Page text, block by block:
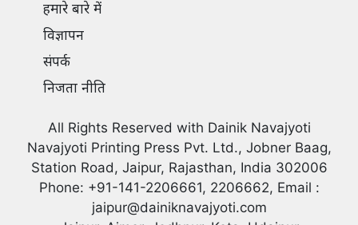
हमारे बारे में
विज्ञापन
संपर्क
निजता नीति
All Rights Reserved with Dainik Navajyoti
Navajyoti Printing Press Pvt. Ltd., Jobner Baag,
Station Road, Jaipur, Rajasthan, India 302006
Phone: +91-141-2206661, 2206662, Email :
jaipur@dainiknavajyoti.com